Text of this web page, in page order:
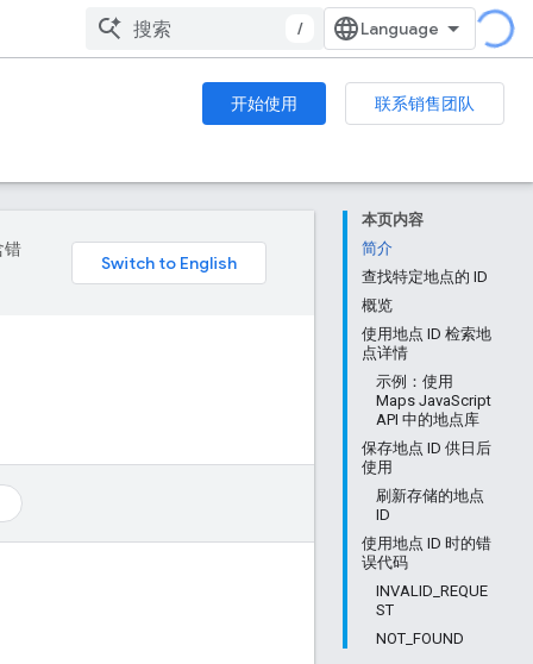
/
开始使用 联系销售团队
本页内容
简介
查找特定地点的 ID
概览
使用地点 ID 检索地
点详情
示例：使用
Maps JavaScript
API 中的地点库
保存地点 ID 供日后
使用
刷新存储的地点
ID
使用地点 ID 时的错
误代码
INVALID_REQUE
ST
NOT_FOUND
错